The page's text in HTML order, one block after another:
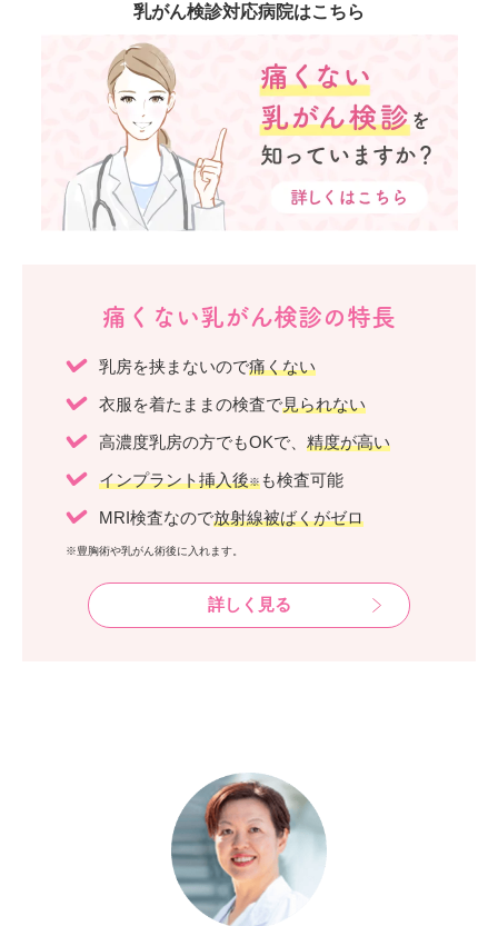
乳がん検診対応病院はこちら
痛くない乳がん検診の特長
乳房を挟まないので痛くない
衣服を着たままの検査で見られない
高濃度乳房の方でもOKで、 精度が高い
インプラント挿入後※ も検査可能
MRI検査なので放射線被ばくがゼロ
※豊胸術や乳がん術後に入れます。
詳しく見る